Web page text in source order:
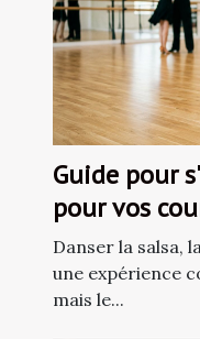
Guide pour
pour vos
Danser la salsa,
une expérience
mais le...